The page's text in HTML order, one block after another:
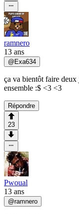
ramnero
13 ans
@ Exa634
ça va bientôt faire
ensemble :$ <3 <3
Répondre
23
Pwoual
13 ans
@ramnero